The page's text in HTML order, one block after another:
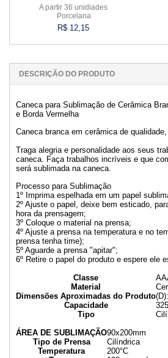
A partir 36 unidiades
Porcelana
R$ 12,15
DESCRIÇÃO DO PRODUTO
Caneca para Sublimação de Cerâmica
e Borda Vermelha
Caneca branca em cerâmica de
Traga alegria e personalidade aos seus
caneca. Faça trabalhos incríveis e que
será sublimada na caneca.
Processo para Sublimação
1º Imprima espelhada em um papel
2º Ajuste o papel, deixe bem esticado,
hora da prensagem;
3º Coloque o material na prensa;
4º Ajuste a prensa na temperatura e no
prensa tenha time);
5º Aguarde a prensa "apitar";
6º Retire o papel do produto e espere ele
Classe
Material
Dimensões Aproximadas do Produto
Capacidade
Tipo
ÁREA DE SUBLIMAÇÃO90x200mm
Tipo de Prensa
Cilíndrica
Temperatura
200°C